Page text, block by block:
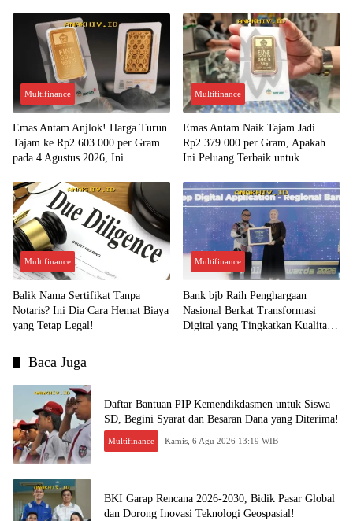
Multifinance
Emas Antam Anjlok! Harga Turun
Tajam ke Rp2.603.000 per Gram
pada 4 Agustus 2026, Ini
Multifinance
Emas Antam Naik Tajam Jadi
Rp2.379.000 per Gram, Apakah
Ini Peluang Terbaik untuk
Multifinance
Balik Nama Sertifikat Tanpa
Notaris? Ini Dia Cara Hemat Biaya
yang Tetap Legal!
Multifinance
Bank bjb Raih Penghargaan
Nasional Berkat Transformasi
Digital yang Tingkatkan Kualitas
Baca Juga
Daftar Bantuan PIP Kemendikdasmen untuk Siswa
SD, Begini Syarat dan Besaran Dana yang Diterima!
Multifinance Kamis, 6 Agu 2026 13:19 WIB
BKI Garap Rencana 2026-2030, Bidik Pasar Global
dan Dorong Inovasi Teknologi Geospasial!